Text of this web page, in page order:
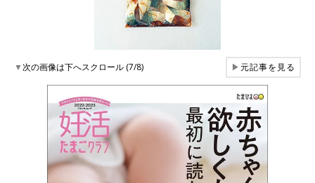
▼次の画像は下へスクロール (7/8) ▶元記事を見る